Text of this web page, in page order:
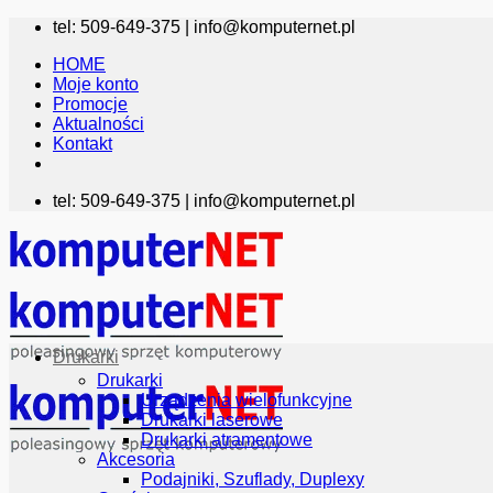
Przewiń
zawartości
tel: 509-649-375 | info@komputernet.pl
HOME
Moje konto
Promocje
Aktualności
Kontakt
tel: 509-649-375 | info@komputernet.pl
Drukarki
Drukarki
Urządzenia wielofunkcyjne
Drukarki laserowe
Drukarki atramentowe
Akcesoria
Podajniki, Szuflady, Duplexy